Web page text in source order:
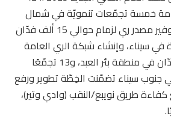
خمسة تجمّعات تنمويّة في شمال
سيناء (مرحلة أولى)، وتوفير مصدر ري لزمام حوالي 15 ألف فدّان
سيناء، وإنشاء شبكة الري العامة
لزمام حوالي 11 ألف فدّان في منطقة بئر العبد، و13 تجمّعًا
جنوب سيناء تضمّنت الخِطّة تطوير ورفع
طريق نويبع/النقب (وادي وتير)،